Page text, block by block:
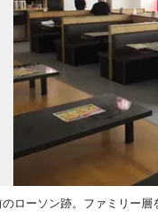
ローソン跡。ファミリー